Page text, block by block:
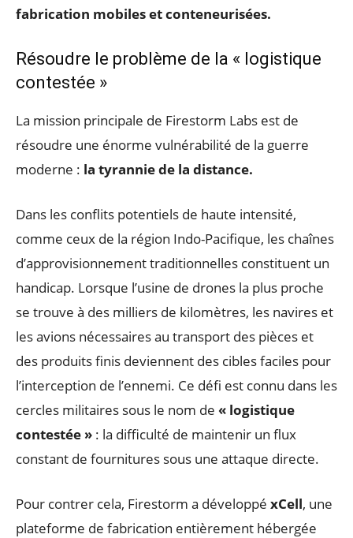
fabrication mobiles et conteneurisées.
Résoudre le problème de la « logistique
contestée »
La mission principale de Firestorm Labs est de
résoudre une énorme vulnérabilité de la guerre
moderne : la tyrannie de la distance.
Dans les conflits potentiels de haute intensité,
comme ceux de la région Indo-Pacifique, les chaînes
d’approvisionnement traditionnelles constituent un
handicap. Lorsque l’usine de drones la plus proche
se trouve à des milliers de kilomètres, les navires et
les avions nécessaires au transport des pièces et
des produits finis deviennent des cibles faciles pour
l’interception de l’ennemi. Ce défi est connu dans les
cercles militaires sous le nom de « logistique
contestée » : la difficulté de maintenir un flux
constant de fournitures sous une attaque directe.
Pour contrer cela, Firestorm a développé xCell, une
plateforme de fabrication entièrement hébergée